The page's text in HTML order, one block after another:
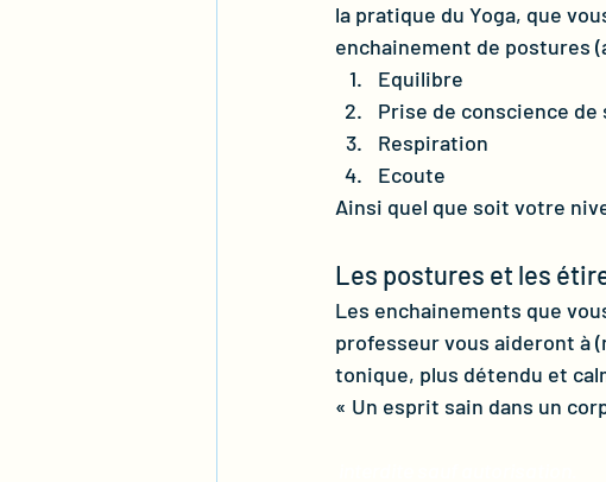
la pratique du Yoga, que
enchainement de postures
Equilibre
Prise de conscience de
Respiration
Ecoute
Ainsi quel que soit votre
Les postures et les
Les enchainements que
professeur vous aideront à
tonique, plus détendu et
« Un esprit sain dans un